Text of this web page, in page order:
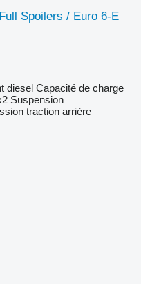
Spoilers / Euro 6-E
diesel Capacité de charge
Suspension
traction arrière